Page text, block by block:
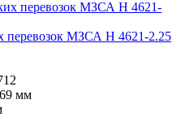
перевозок МЗСА H 4621-2.25
мм